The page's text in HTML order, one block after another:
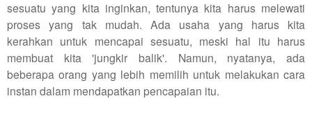
sesuatu yang kita inginkan, tentunya kita harus melewati
proses yang tak mudah. Ada usaha yang harus kita
kerahkan untuk mencapai sesuatu, meski hal itu harus
membuat kita 'jungkir balik'. Namun, nyatanya, ada
beberapa orang yang lebih memilih untuk melakukan cara
instan dalam mendapatkan pencapaian itu.